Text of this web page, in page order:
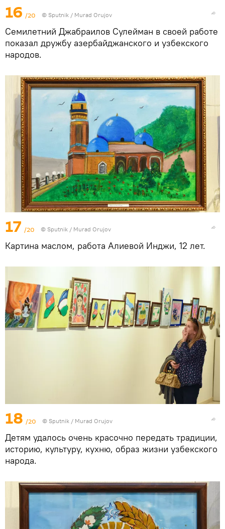
16 /20 © Sputnik / Murad Orujov
Семилетний Джабраилов Сулейман в своей работе
показал дружбу азербайджанского и узбекского
народов.
17 /20 © Sputnik / Murad Orujov
Картина маслом, работа Алиевой Инджи, 12 лет.
18 /20 © Sputnik / Murad Orujov
Детям удалось очень красочно передать традиции,
историю, культуру, кухню, образ жизни узбекского
народа.